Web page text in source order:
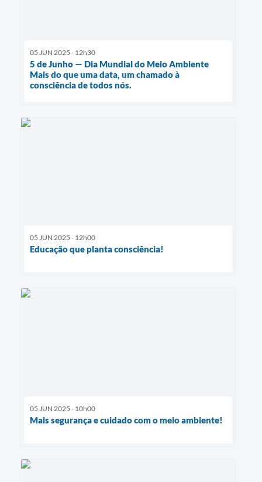
05 JUN 2025 - 12h30
5 de Junho — Dia Mundial do Meio Ambiente
Mais do que uma data, um chamado à
consciência de todos nós.
05 JUN 2025 - 12h00
Educação que planta consciência!
05 JUN 2025 - 10h00
Mais segurança e cuidado com o meio ambiente!